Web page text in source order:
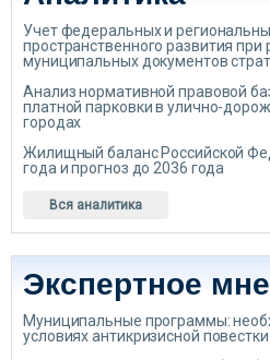
Учет федеральных и
пространственного развития при
муниципальных документов
Анализ нормативной правовой
платной парковки в улично-
городах
Жилищный баланс Российской
года и прогноз до 2036 года
Вся аналитика
Экспертное
Муниципальные программы:
условиях антикризисной повестки